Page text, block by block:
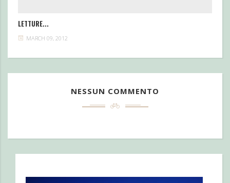
LETTURE...
MARCH 09, 2012
NESSUN COMMENTO